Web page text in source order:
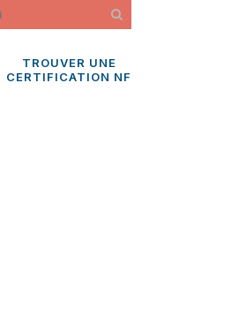
TROUVER UNE
CERTIFICATION NF